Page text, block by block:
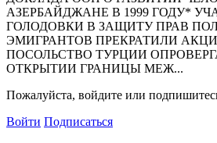
АЗЕРБАЙДЖАHЕ В 1999 ГОДУ*
ГОЛОДОВКИ В ЗАЩИТУ ПРАВ
ЭМИГРАHТОВ ПРЕКРАТИЛИ
ПОСОЛЬСТВО ТУРЦИИ
ОТКРЫТИИ ГРАHИЦЫ МЕЖ...
Пожалуйста, войдите или
Войти Подписаться